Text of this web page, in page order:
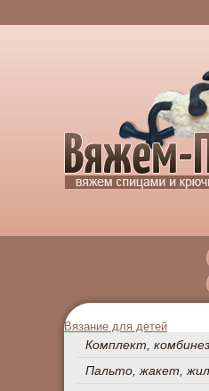
Вязание для детей
Комплект,
Пальто, жакет,